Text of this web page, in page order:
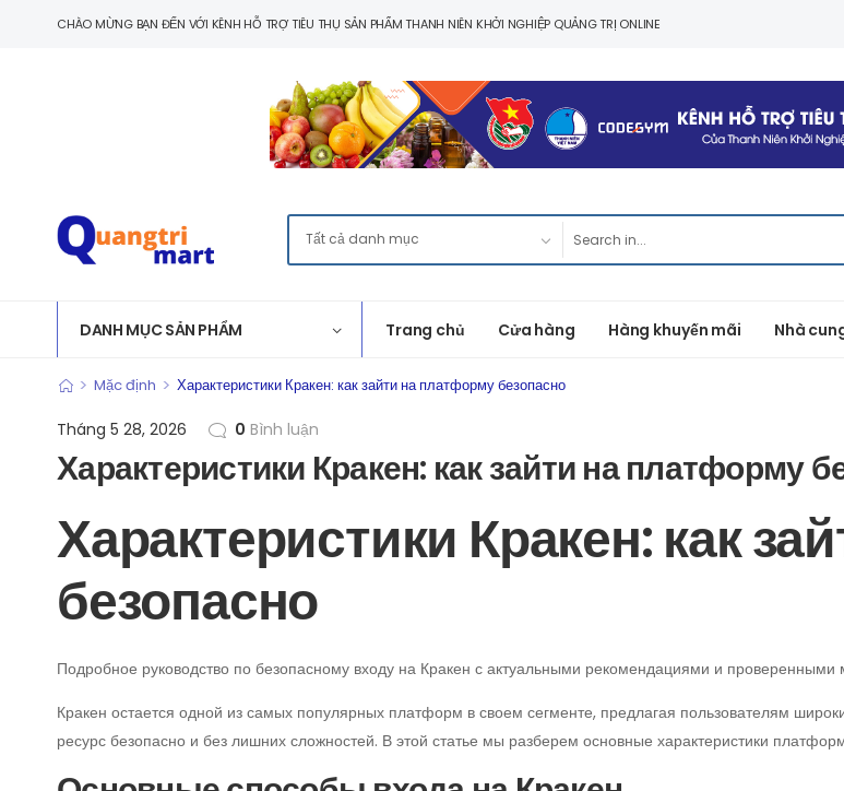
CHÀO MỪNG BẠN ĐẾN VỚI KÊNH HỖ TRỢ TIÊU THỤ SẢN PHẨM THANH NIÊN KHỞI NGHIỆP QUẢNG TRỊ ONLINE
DANH MỤC SẢN PHẨM Trang chủ Cửa hàng Hàng khuyến mãi Nhà
> Mặc định > Характеристики Кракен: как зайти на платформу безопасно
Tháng 5 28, 2026 0 Bình luận
Характеристики Кракен: как зайти на платформу
Характеристики Кракен: как
безопасно
Подробное руководство по безопасному входу на Кракен с актуальными рекомендациями и проверенными
Кракен остается одной из самых популярных платформ в своем сегменте, предлагая пользователям
ресурс безопасно и без лишних сложностей. В этой статье мы разберем основные характеристики